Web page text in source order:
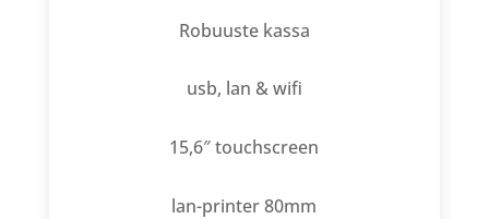
Robuuste kassa
usb, lan & wifi
15,6″ touchscreen
lan-printer 80mm